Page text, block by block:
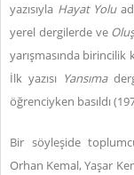
yazısıyla Hayat Yolu
yerel dergilerde ve
yarışmasında birincilik
İlk yazısı Yansıma
öğrenciyken basıldı
Bir söyleşide
Orhan Kemal, Yaşar